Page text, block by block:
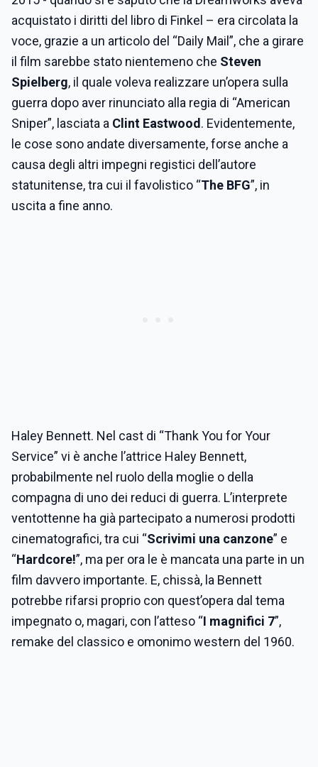
acquistato i diritti del libro di Finkel – era circolata la
voce, grazie a un articolo del “Daily Mail”, che a girare
il film sarebbe stato nientemeno che Steven
Spielberg, il quale voleva realizzare un’opera sulla
guerra dopo aver rinunciato alla regia di “American
Sniper”, lasciata a Clint Eastwood . Evidentemente,
le cose sono andate diversamente, forse anche a
causa degli altri impegni registici dell’autore
statunitense, tra cui il favolistico “The BFG”, in
uscita a fine anno.
Haley Bennett. Nel cast di “Thank You for Your
Service” vi è anche l’attrice Haley Bennett,
probabilmente nel ruolo della moglie o della
compagna di uno dei reduci di guerra. L’interprete
ventottenne ha già partecipato a numerosi prodotti
cinematografici, tra cui “Scrivimi una canzone” e
“Hardcore!”, ma per ora le è mancata una parte in un
film davvero importante. E, chissà, la Bennett
potrebbe rifarsi proprio con quest’opera dal tema
impegnato o, magari, con l’atteso “I magnifici 7”,
remake del classico e omonimo western del 1960.